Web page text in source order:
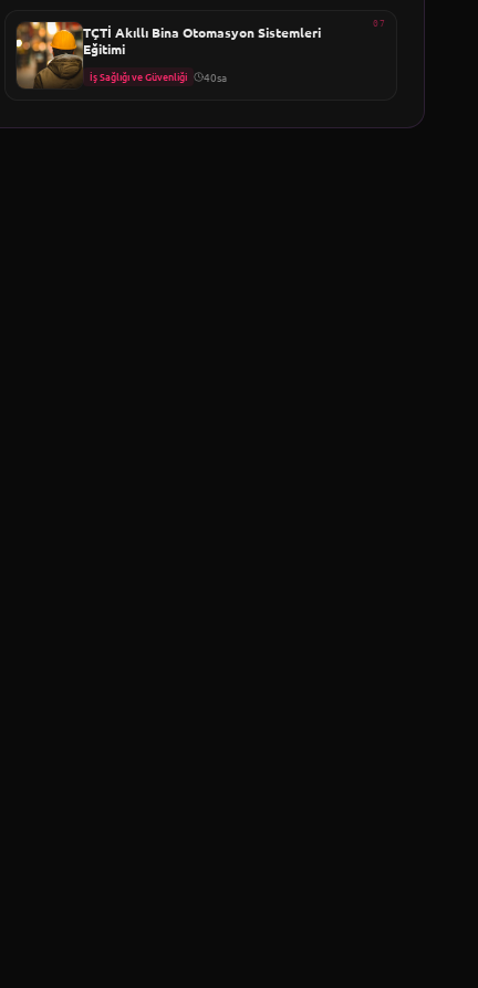
07
TÇTİ Akıllı Bina Otomasyon Sistemleri
Eğitimi
İş Sağlığı ve Güvenliği 40sa